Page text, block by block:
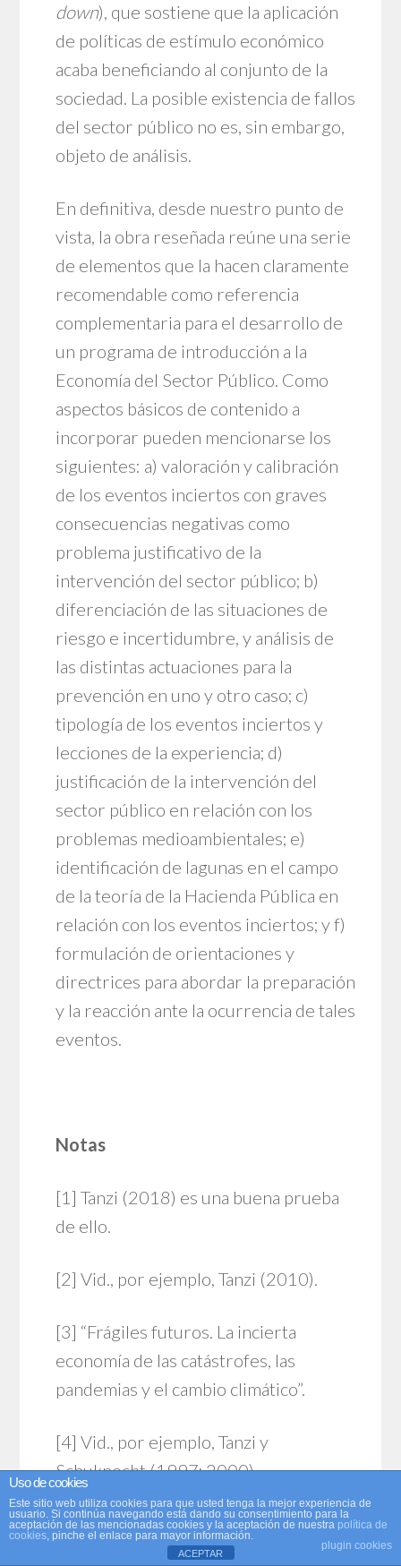
down), que sostiene que la aplicación
de políticas de estímulo económico
acaba beneficiando al conjunto de la
sociedad. La posible existencia de fallos
del sector público no es, sin embargo,
objeto de análisis.
En definitiva, desde nuestro punto de
vista, la obra reseñada reúne una serie
de elementos que la hacen claramente
recomendable como referencia
complementaria para el desarrollo de
un programa de introducción a la
Economía del Sector Público. Como
aspectos básicos de contenido a
incorporar pueden mencionarse los
siguientes: a) valoración y calibración
de los eventos inciertos con graves
consecuencias negativas como
problema justificativo de la
intervención del sector público; b)
diferenciación de las situaciones de
riesgo e incertidumbre, y análisis de
las distintas actuaciones para la
prevención en uno y otro caso; c)
tipología de los eventos inciertos y
lecciones de la experiencia; d)
justificación de la intervención del
sector público en relación con los
problemas medioambientales; e)
identificación de lagunas en el campo
de la teoría de la Hacienda Pública en
relación con los eventos inciertos; y f)
formulación de orientaciones y
directrices para abordar la preparación
y la reacción ante la ocurrencia de tales
eventos.
Notas
[1] Tanzi (2018) es una buena prueba
de ello.
[2] Vid., por ejemplo, Tanzi (2010).
[3] “Frágiles futuros. La incierta
economía de las catástrofes, las
pandemias y el cambio climático”.
[4] Vid., por ejemplo, Tanzi y
Schuknecht (1997; 2000).
Uso de cookies
Este sitio web utiliza cookies para que usted tenga la mejor experiencia de
usuario. Si continúa navegando está dando su consentimiento para la
aceptación de las mencionadas cookies y la aceptación de nuestra política de
cookies, pinche el enlace para mayor información.
plugin cookies
ACEPTAR